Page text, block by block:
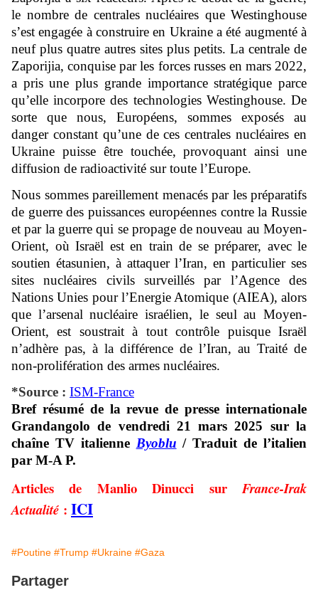
le nombre de centrales nucléaires que Westinghouse
s’est engagée à construire en Ukraine a été augmenté à
neuf plus quatre autres sites plus petits. La centrale de
Zaporijia, conquise par les forces russes en mars 2022,
a pris une plus grande importance stratégique parce
qu’elle incorpore des technologies Westinghouse. De
sorte que nous, Européens, sommes exposés au
danger constant qu’une de ces centrales nucléaires en
Ukraine puisse être touchée, provoquant ainsi une
diffusion de radioactivité sur toute l’Europe.
Nous sommes pareillement menacés par les préparatifs
de guerre des puissances européennes contre la Russie
et par la guerre qui se propage de nouveau au Moyen-
Orient, où Israël est en train de se préparer, avec le
soutien étasunien, à attaquer l’Iran, en particulier ses
sites nucléaires civils surveillés par l’Agence des
Nations Unies pour l’Energie Atomique (AIEA), alors
que l’arsenal nucléaire israélien, le seul au Moyen-
Orient, est soustrait à tout contrôle puisque Israël
n’adhère pas, à la différence de l’Iran, au Traité de
non-prolifération des armes nucléaires.
*Source : ISM-France
Bref résumé de la revue de presse internationale
Grandangolo de vendredi 21 mars 2025 sur la
chaîne TV italienne Byoblu / Traduit de l’italien
par M-A P.
Articles de Manlio Dinucci surFrance-Irak
Actualité : ICI
#Poutine #Trump #Ukraine #Gaza
Partager